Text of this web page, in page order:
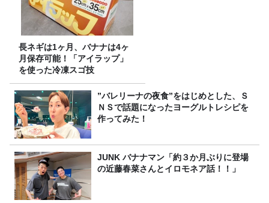
長ネギは1ヶ月、バナナは4ヶ
月保存可能！「アイラップ」
を使った冷凍スゴ技
”バレリーナの夜食”をはじめとした、Ｓ
ＮＳで話題になったヨーグルトレシピを
作ってみた！
JUNK バナナマン「約３か月ぶりに登場
の近藤春菜さんとイロモネア話！！」